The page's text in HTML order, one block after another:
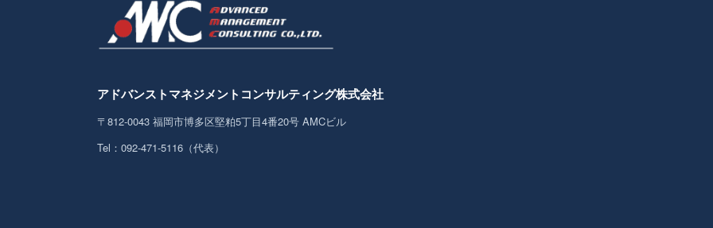
アドバンストマネジメント コンサルティング株式会社
〒812-0043 福岡市博多区堅粕5丁目4番20号 AMCビル
Tel：092-471-5116（代表）